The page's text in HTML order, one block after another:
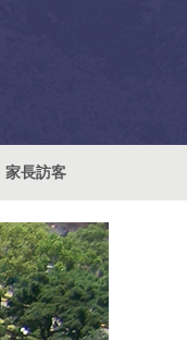
家長訪客